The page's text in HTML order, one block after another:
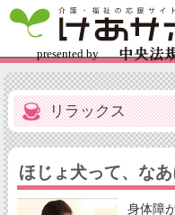
リラックス
ほじょ犬って、なあ
身体障